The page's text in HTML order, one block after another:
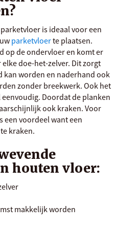
is ideaal voor een
parketvloerte plaatsen.
op de ondervloer en komt er
doe-het-zelver. Dit zorgt
kan worden en naderhand ook
zonder breekwerk. Ook het
Doordat de planken
ook kraken. Voor
een voordeel want een
kraken.
houten vloer:
makkelijk worden